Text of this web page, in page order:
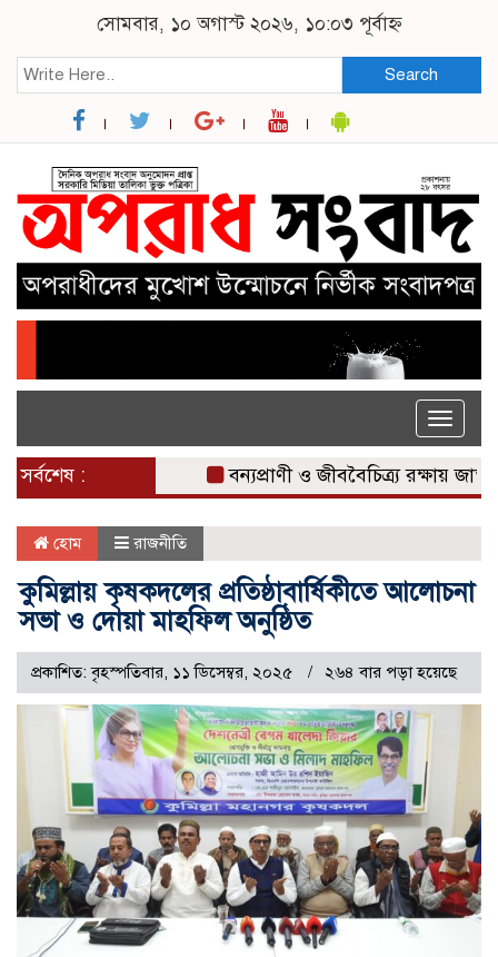
সোমবার, ১০ অগাস্ট ২০২৬, ১০:০৩ পূর্বাহ্ন
Search
Toggle
সর্বশেষ : বন্যপ্রাণী ও জীববৈচিত্র্য রক্ষায়
হোম রাজনীতি
কুমিল্লায় কৃষকদলের প্রতিষ্ঠাবার্ষিকীতে আলোচনা
সভা ও দোয়া মাহফিল অনুষ্ঠিত
প্রকাশিত: বৃহস্পতিবার, ১১ ডিসেম্বর, ২০২৫ ২৬৪ বার পড়া হয়েছে